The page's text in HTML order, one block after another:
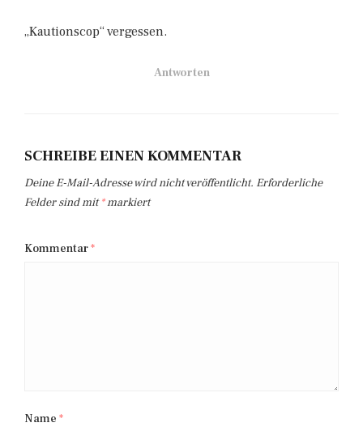
„Kautionscop“ vergessen.
Antworten
SCHREIBE EINEN KOMMENTAR
Deine E-Mail-Adresse wird nicht veröffentlicht. Erforderliche
Felder sind mit*markiert
Kommentar*
Name *